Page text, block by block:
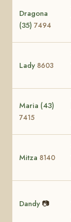
Dragona
(35) 7494
Lady 8603
Maria (43)
7415
Mitza 8140
Dandy 📷